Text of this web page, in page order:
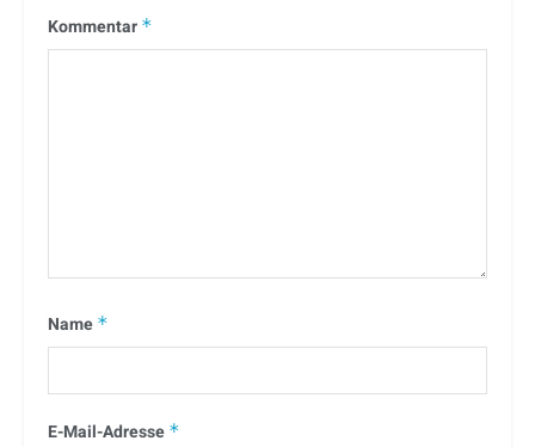
Kommentar *
Name *
E-Mail-Adresse *